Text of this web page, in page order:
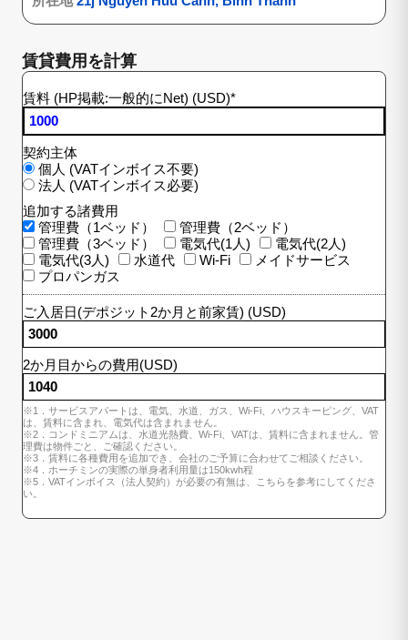
賃貸費用を計算
賃料 (HP掲載:一般的にNet) (USD)*
契約主体
個人 (VATインボイス不要)
法人 (VATインボイス必要)
追加する諸費用
管理費（1ベッド）
管理費（2ベッド）
管理費（3ベッド）
電気代(1人)
電気代(2人)
電気代(3人)
水道代 Wi-Fi
メイドサービス
プロパンガス
ご入居日(デポジット2か月と前家賃) (USD)
2か月目からの費用(USD)
※1．サービスアパートは、電気、水道、ガス、Wi-Fi、ハウスキーピング、VAT
は、賃料に含まれ、電気代は含まれません。
※2．コンドミニアムは、水道光熱費、Wi-Fi、VATは、賃料に含まれません。管
理費は物件ごと、ご確認ください。
※3．賃料に各種費用を追加でき、会社のご予算に合わせてご相談ください。
※4．ホーチミンの実際の単身者利用量は150kwh程
※5．VATインボイス（法人契約）が必要の有無は、こちらを参考にしてくださ
い。